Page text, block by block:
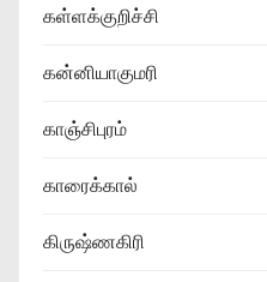
கள்ளக்குறிச்சி
கன்னியாகுமரி
காஞ்சிபுரம்
காரைக்கால்
கிருஷ்ணகிரி